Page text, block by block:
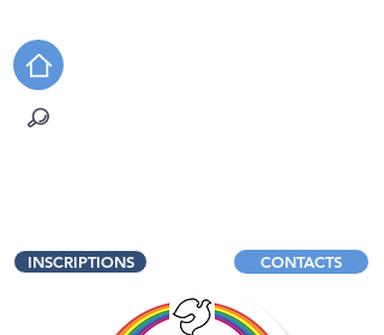
INSCRIPTIONS CONTACTS